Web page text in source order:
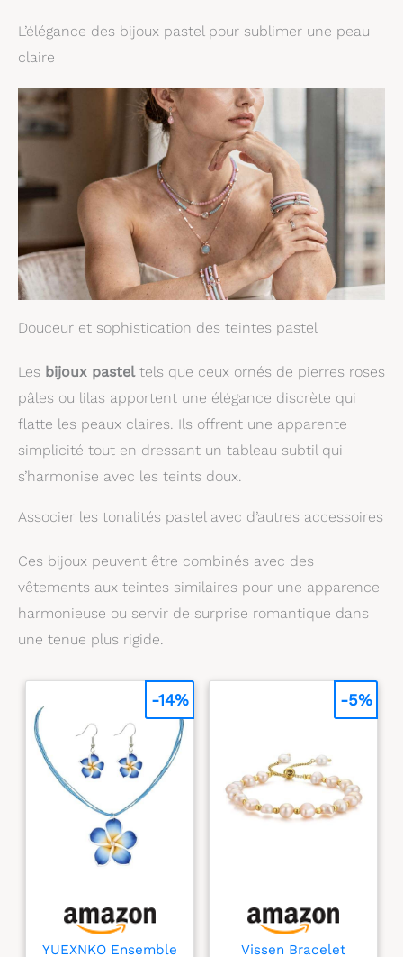
L’élégance des bijoux pastel pour sublimer une peau
claire
Douceur et sophistication des teintes pastel
Les bijoux pasteltels que ceux ornés de pierres roses
pâles ou lilas apportent une élégance discrète qui
flatte les peaux claires. Ils offrent une apparente
simplicité tout en dressant un tableau subtil qui
s’harmonise avec les teints doux.
Associer les tonalités pastel avec d’autres accessoires
Ces bijoux peuvent être combinés avec des
vêtements aux teintes similaires pour une apparence
harmonieuse ou servir de surprise romantique dans
une tenue plus rigide.
YUEXNKO Ensemble
-14%
Vissen Bracelet
-5%